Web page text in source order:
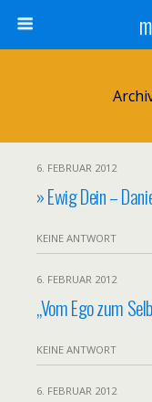
6. FEBRUAR 2012
» Ewig Dein –
KEINE ANTWORT
6. FEBRUAR 2012
„Vom Ego zum
KEINE ANTWORT
6. FEBRUAR 2012